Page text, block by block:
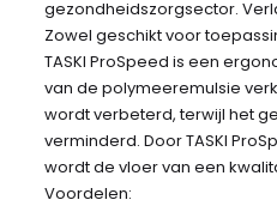
gezondheidszorgsector.
Zowel geschikt voor
TASKI ProSpeed is een
van de polymeeremulsie
wordt verbeterd, terwijl het
verminderd. Door TASKI
wordt de vloer van een
Voordelen: